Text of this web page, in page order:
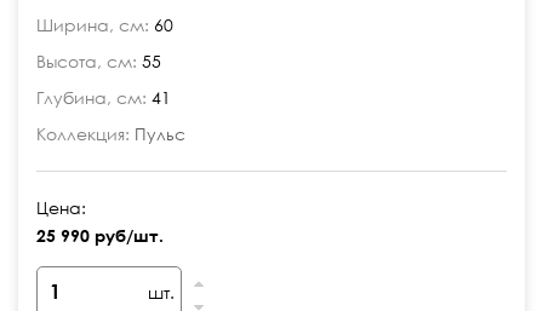
Ширина, см: 60
Высота, см: 55
Глубина, см: 41
Коллекция: Пульс
Цена:
25 990 руб/шт.
шт.